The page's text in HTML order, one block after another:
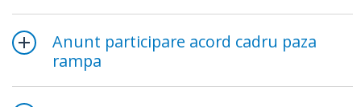
Anunt participare acord cadru paza
rampa